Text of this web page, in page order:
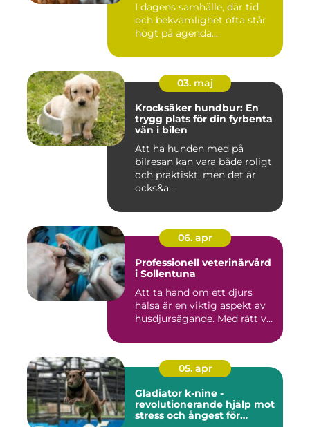
I dagens samhälle, där tid
och bekvämlighet ofta står
högt på agenda...
03. maj
Krocksäker hundbur: En
trygg plats för din fyrbenta
vän i bilen
Att ha hunden med på
bilresan kan vara både roligt
och praktiskt, men det är
ocks&a...
06. apr
Professionell veterinärvård
i Sollentuna
Att ta hand om ett djurs
hälsa är en viktig aspekt av
husdjursägande. Med rätt v...
05. apr
Gladiator k-nine -
revolutionerande hjälp mot
stress och ångest för